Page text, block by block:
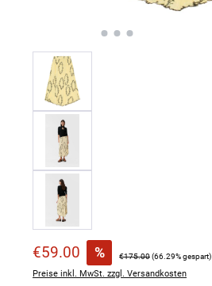
Verkaufspreis:
€59.00 % Regulärer Preis:
€175.00(66.29% gespart)
Preise inkl. MwSt. zzgl. Versandkosten